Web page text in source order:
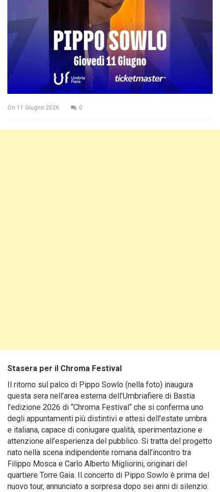
On 11 Giugno 2026 0
Stasera per il Chroma Festival
Il ritorno sul palco di Pippo Sowlo (nella foto) inaugura
questa sera nell’area esterna dell’Umbriafiere di Bastia
l’edizione 2026 di “Chroma Festival“ che si conferma uno
degli appuntamenti più distintivi e attesi dell’estate umbra
e italiana, capace di coniugare qualità, sperimentazione e
attenzione all’esperienza del pubblico. Si tratta del progetto
nato nella scena indipendente romana dall’incontro tra
Filippo Mosca e Carlo Alberto Migliorini, originari del
quartiere Torre Gaia. Il concerto di Pippo Sowlo è prima del
nuovo tour, annunciato a sorpresa dopo sei anni di silenzio: